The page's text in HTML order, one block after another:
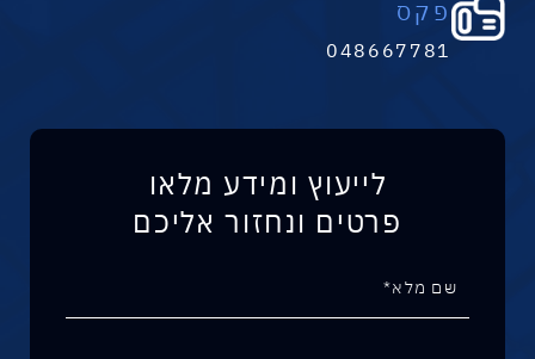
פקס
048667781
לייעוץ ומידע מלאו
פרטים ונחזור אליכם